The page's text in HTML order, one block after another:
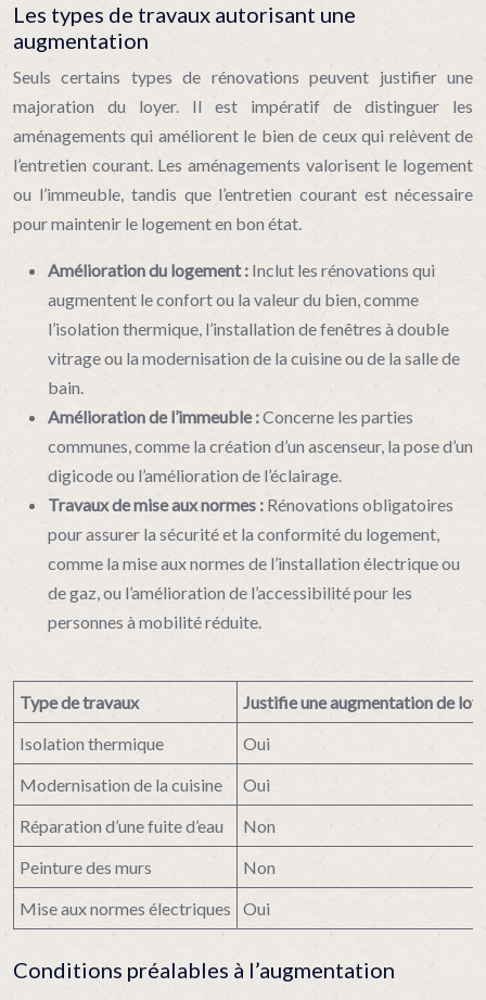
Les types de travaux autorisant une
augmentation
Seuls certains types de rénovations peuvent justifier une
majoration du loyer. Il est impératif de distinguer les
aménagements qui améliorent le bien de ceux qui relèvent de
l’entretien courant. Les aménagements valorisent le logement
ou l’immeuble, tandis que l’entretien courant est nécessaire
pour maintenir le logement en bon état.
Amélioration du logement : Inclut les rénovations qui
augmentent le confort ou la valeur du bien, comme
l’isolation thermique, l’installation de fenêtres à double
vitrage ou la modernisation de la cuisine ou de la salle de
bain.
Amélioration de l’immeuble :Concerne les parties
communes, comme la création d’un ascenseur, la pose d’un
digicode ou l’amélioration de l’éclairage.
Travaux de mise aux normes : Rénovations obligatoires
pour assurer la sécurité et la conformité du logement,
comme la mise aux normes de l’installation électrique ou
de gaz, ou l’amélioration de l’accessibilité pour les
personnes à mobilité réduite.
Type de travaux
Justifie une augmentation de
Isolation thermique
Oui
Modernisation de la cuisine
Oui
Réparation d’une fuite d’eau
Non
Peinture des murs
Non
Mise aux normes électriques
Oui
Conditions préalables à l’augmentation